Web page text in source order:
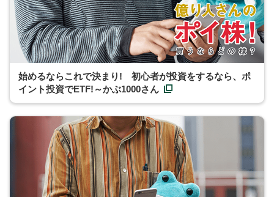
始めるならこれで決まり! 初心者が投資をするなら、ポ
イント投資でETF!～かぶ1000さん